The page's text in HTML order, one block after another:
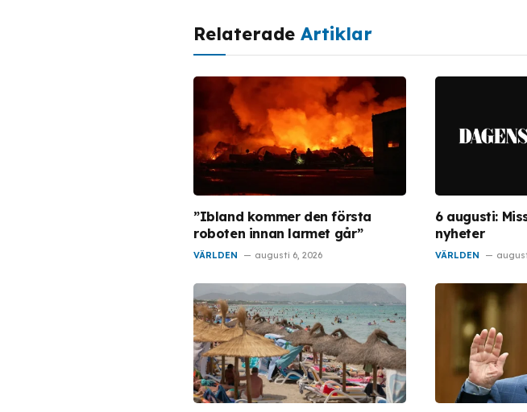
Relaterade Artiklar
”Ibland kommer den första
roboten innan larmet går”
VÄRLDEN augusti 6, 2026
6 augusti:
nyheter
VÄRLDEN